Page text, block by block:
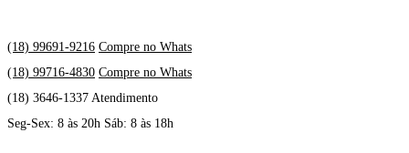
(18) 99691-9216 Compre no Whats
(18) 99716-4830 Compre no Whats
(18) 3646-1337 Atendimento
Seg-Sex: 8 às 20h Sáb: 8 às 18h